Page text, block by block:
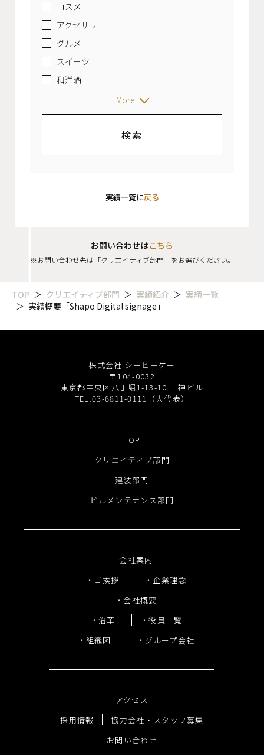
コスメ
アクセサリー
グルメ
スイーツ
和洋酒
More
実績一覧に戻る
お問い合わせはこちら
※お問い合わせ先は「クリエイティブ部門」をお選びください。
TOP クリエイティブ部門 実績紹介
実績一覧
実績概要「Shapo Digital signage」
株式会社 シービーケー
〒104-0032
東京都中央区八丁堀1-13-10 三神ビル
TEL.03-6811-0111（大代表）
TOP
クリエイティブ部門
建装部門
ビルメンテナンス部門
会社案内
ご挨拶
企業理念
会社概要
沿革
役員一覧
組織図
グループ会社
アクセス
採用情報
協力会社・スタッフ募集
お問い合わせ